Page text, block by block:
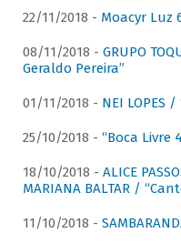
22/11/2018 - Moacyr Luz
08/11/2018 - GRUPO
Geraldo Pereira”
01/11/2018 - NEI LOPES
25/10/2018 - “Boca Livre
18/10/2018 - ALICE
MARIANA BALTAR /
11/10/2018 -